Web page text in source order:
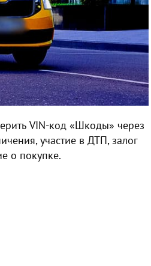
VIN-код «Шкоды» через
участие в ДТП, залог
о покупке.